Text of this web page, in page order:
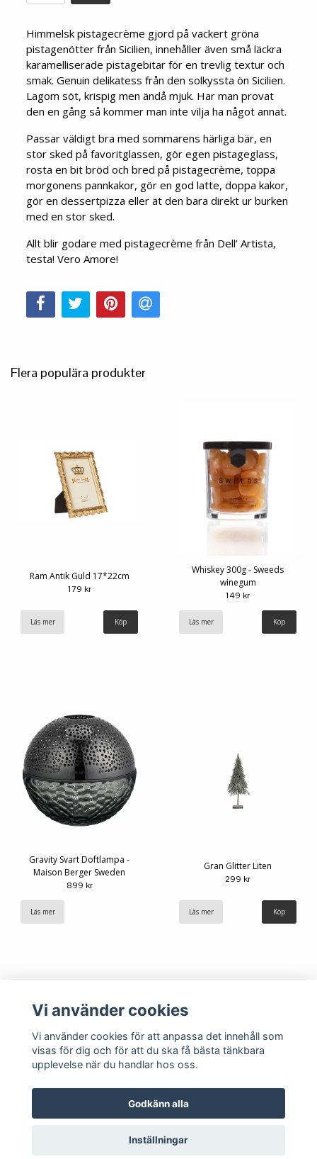
Himmelsk pistagecrème gjord på vackert gröna
pistage­nötter från Sicilien, innehåller även små läckra
karamelli­serade pistagebitar för en trevlig textur och
smak. Genuin delikatess från den solkyssta ön Sicilien.
Lagom söt, krispig men ändå mjuk. Har man provat
den en gång så kommer man inte vilja ha något annat.
Passar väldigt bra med sommarens härliga bär, en
stor sked på favoritglassen, gör egen pistageglass,
rosta en bit bröd och bred på pistagecrème, toppa
morgonens pannkakor, gör en god latte, doppa kakor,
gör en dessertpizza eller ät den bara direkt ur burken
med en stor sked.
Allt blir godare med pistagecrème från Dell’ Artista,
testa! Vero Amore!
Flera populära produkter
Ram Antik Guld 17*22cm
179 kr
Läs mer
Whiskey 300g - Sweeds
winegum
149 kr
Läs mer
Gravity Svart Doftlampa -
Maison Berger Sweden
899 kr
Läs mer
Gran Glitter Liten
299 kr
Läs mer
© Copyright 2026 Hemlängtan
Vi använder cookies
Vi använder cookies för att anpassa det innehåll som
visas för dig och för att du ska få bästa tänkbara
upplevelse när du handlar hos oss.
Godkänn alla
Inställningar